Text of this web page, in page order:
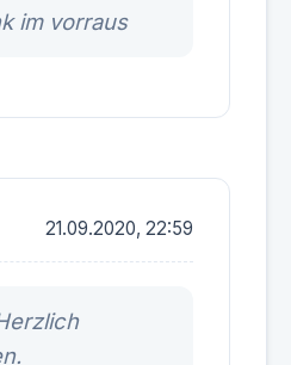
im vorraus
21.09.2020, 22:59